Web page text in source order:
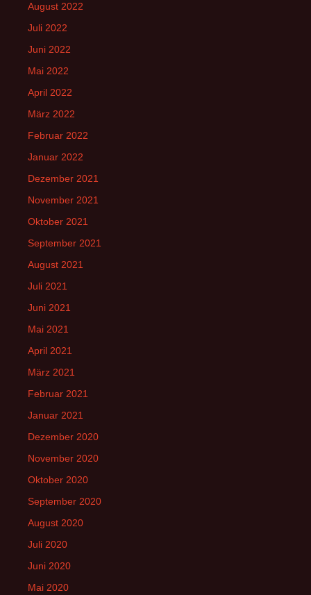
August 2022
Juli 2022
Juni 2022
Mai 2022
April 2022
März 2022
Februar 2022
Januar 2022
Dezember 2021
November 2021
Oktober 2021
September 2021
August 2021
Juli 2021
Juni 2021
Mai 2021
April 2021
März 2021
Februar 2021
Januar 2021
Dezember 2020
November 2020
Oktober 2020
September 2020
August 2020
Juli 2020
Juni 2020
Mai 2020